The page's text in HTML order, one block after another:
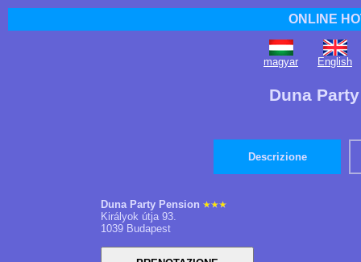
ONLINE
magyar English
Duna
Descrizione
Duna Party Pension
Királyok útja 93.
1039 Budapest